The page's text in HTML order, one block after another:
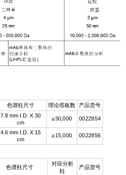
色谱柱尺寸 理论塔板数 产品货号
7.8 mm I.D. X 30
cm
≥30,000 0022854
4.6 mm I.D. X 15
cm
≥15,000 0022856
色谱柱尺寸
对应分析
柱
产品货号